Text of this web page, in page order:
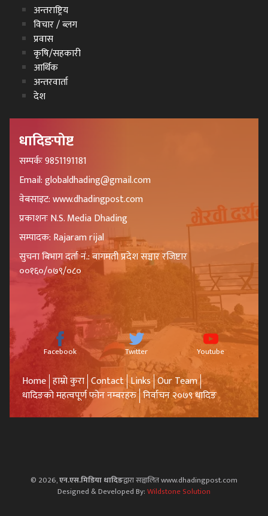
अन्तराष्ट्रिय
विचार / ब्लग
प्रवास
कृषि/सहकारी
आर्थिक
अन्तरवार्ता
देश
धादिङपोष्ट
सम्पर्कः 9851191181
Email: globaldhading@gmail.com
वेबसाइट: www.dhadingpost.com
प्रकाशनः N.S. Media Dhading
सम्पादक: Rajaram rijal
सुचना बिभाग दर्ता नं.: बागमती प्रदेश सञ्चार रजिष्टार
००१६०/०७९/०८०
Facebook Twitter Youtube
Home हाम्रो कुरा Contact Links Our Team
धादिङको महत्वपूर्ण फोन नम्बरहरु निर्वाचन २०७९ धादिङ
© 2026,एन.एस.मिडिया धादिङद्वारा सञ्चालित www.dhadingpost.com
Designed & Developed By:Wildstone Solution